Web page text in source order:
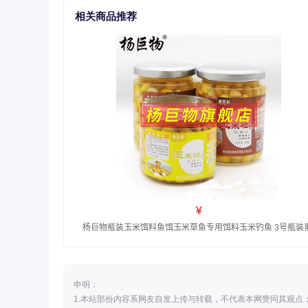
相关商品推荐
申明：
1.本站部份内容系网友自发上传与转载，不代表本网赞同其观点